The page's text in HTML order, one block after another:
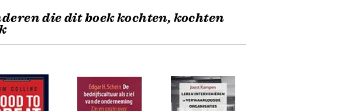
die dit boek kochten, kochten